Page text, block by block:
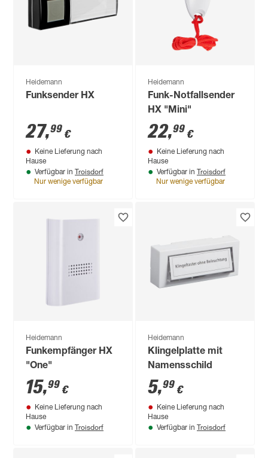
Heidemann
Funksender HX
27,99 €
Keine Lieferung nach
Hause
Verfügbar in Troisdorf
Nur wenige verfügbar
Heidemann
Funk-Notfallsender
HX "Mini"
22,99 €
Keine Lieferung nach
Hause
Verfügbar in Troisdorf
Nur wenige verfügbar
Heidemann
Funkempfänger HX
"One"
15,99 €
Keine Lieferung nach
Hause
Verfügbar in Troisdorf
Heidemann
Klingelplatte mit
Namensschild
5,99 €
Keine Lieferung nach
Hause
Verfügbar in Troisdorf